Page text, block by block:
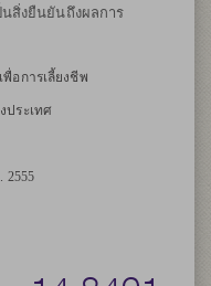
นสิ่งยืนยันถึงผลการ
พื่อการเลี้ยงชีพ
ประเทศ
2555